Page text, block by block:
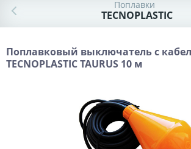
Поплавки
TECNOPLASTIC
Поплавковый выключатель с
TECNOPLASTIC TAURUS 10 м